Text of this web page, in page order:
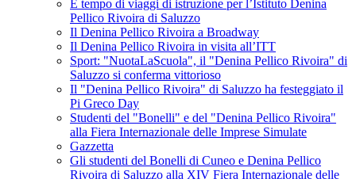
È tempo di viaggi di istruzione per l’Istituto Denina
Pellico Rivoira di Saluzzo
Il Denina Pellico Rivoira a Broadway
Il Denina Pellico Rivoira in visita all’ITT
Sport: "NuotaLaScuola", il "Denina Pellico Rivoira" di
Saluzzo si conferma vittorioso
Il "Denina Pellico Rivoira" di Saluzzo ha festeggiato il
Pi Greco Day
Studenti del "Bonelli" e del "Denina Pellico Rivoira"
alla Fiera Internazionale delle Imprese Simulate
Gazzetta
Gli studenti del Bonelli di Cuneo e Denina Pellico
Rivoira di Saluzzo alla XIV Fiera Internazionale delle